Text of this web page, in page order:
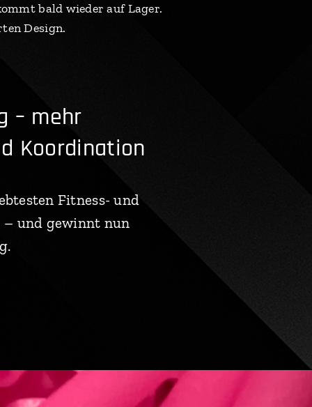
bald wieder auf Lager.
Design.
– mehr
Koordination
Fitness- und
und gewinnt nun